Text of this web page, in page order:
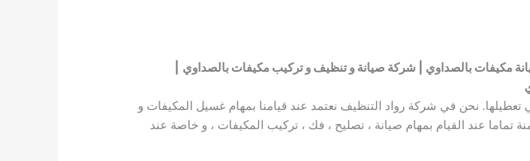
مكيفات بالصداوي | شركة صيانة و تنظيف و تركيب مكيفات بالصداوي
نحن في شركة رواد التنظيف نعتمد عند قيامنا بمهام غسيل المكيفات و
عند القيام بمهام صيانة ، تصليح ، فك ، تركيب المكيفات ، و خاصة عند